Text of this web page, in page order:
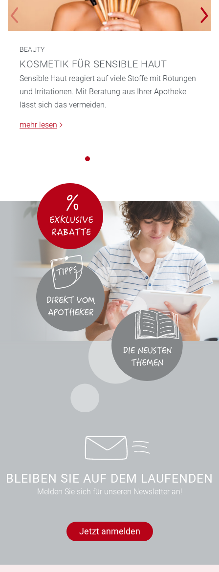
BEAUTY
KOSMETIK FÜR SENSIBLE HAUT
Sensible Haut reagiert auf viele Stoffe mit Rötungen
und Irritationen. Mit Beratung aus Ihrer Apotheke
lässt sich das vermeiden.
mehr lesen
BLEIBEN SIE AUF DEM LAUFENDEN
Melden Sie sich für unseren Newsletter an!
Jetzt anmelden